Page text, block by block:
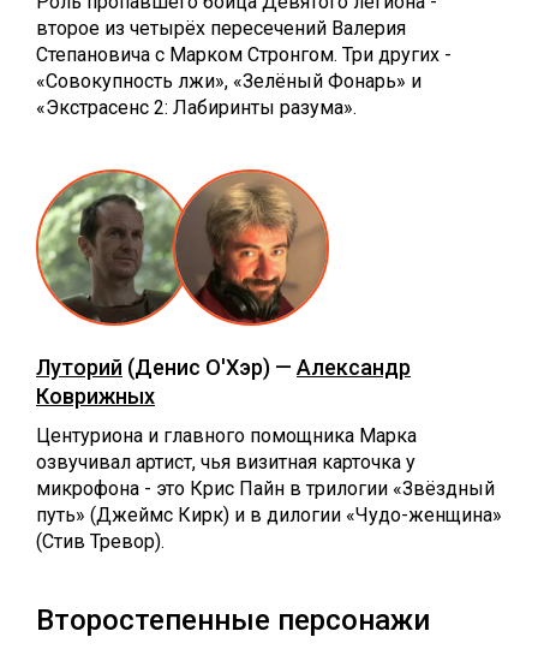
второе из четырёх пересечений Валерия
Степановича с Марком Стронгом. Три других -
«Совокупность лжи», «Зелёный Фонарь» и
«Экстрасенс 2: Лабиринты разума».
Луторий (Денис О'Хэр) — Александр
Коврижных
Центуриона и главного помощника Марка
озвучивал артист, чья визитная карточка у
микрофона - это Крис Пайн в трилогии «Звёздный
путь» (Джеймс Кирк) и в дилогии «Чудо-женщина»
(Стив Тревор).
Второстепенные персонажи